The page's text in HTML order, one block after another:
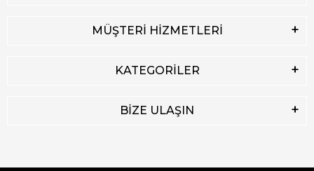
MÜŞTERİ HİZMETLERİ
KATEGORİLER
BİZE ULAŞIN